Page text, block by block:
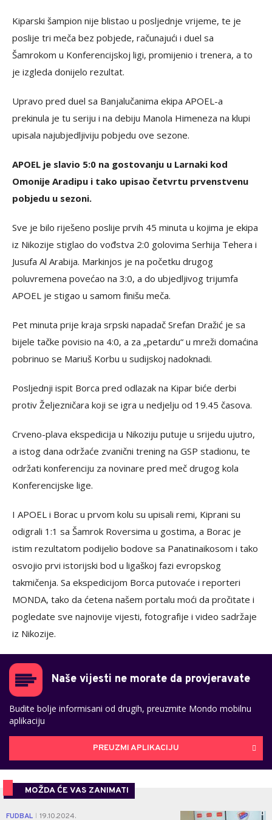
Kiparski šampion nije blistao u posljednje vrijeme, te je
poslije tri meča bez pobjede, računajući i duel sa
Šamrokom u Konferencijskoj ligi, promijenio i trenera, a to
je izgleda donijelo rezultat.
Upravo pred duel sa Banjalučanima ekipa APOEL-a
prekinula je tu seriju i na debiju Manola Himeneza na klupi
upisala najubjedljiviju pobjedu ove sezone.
APOEL je slavio 5:0 na gostovanju u Larnaki kod
Omonije Aradipu i tako upisao četvrtu prvenstvenu
pobjedu u sezoni.
Sve je bilo riješeno poslije prvih 45 minuta u kojima je ekipa
iz Nikozije stiglao do vođstva 2:0 golovima Serhija Tehera i
Jusufa Al Arabija. Markinjos je na početku drugog
poluvremena povećao na 3:0, a do ubjedljivog trijumfa
APOEL je stigao u samom finišu meča.
Pet minuta prije kraja srpski napadač Srefan Dražić je sa
bijele tačke povisio na 4:0, a za „petardu“ u mreži domaćina
pobrinuo se Mariuš Korbu u sudijskoj nadoknadi.
Posljednji ispit Borca pred odlazak na Kipar biće derbi
protiv Željezničara koji se igra u nedjelju od 19.45 časova.
Crveno-plava ekspedicija u Nikoziju putuje u srijedu ujutro,
a istog dana održaće zvanični trening na GSP stadionu, te
održati konferenciju za novinare pred meč drugog kola
Konferencijske lige.
I APOEL i Borac u prvom kolu su upisali remi, Kiprani su
odigrali 1:1 sa Šamrok Roversima u gostima, a Borac je
istim rezultatom podijelio bodove sa Panatinaikosom i tako
osvojio prvi istorijski bod u ligaškoj fazi evropskog
takmičenja. Sa ekspedicijom Borca putovaće i reporteri
MONDA, tako da ćetena našem portalu moći da pročitate i
pogledate sve najnovije vijesti, fotografije i video sadržaje
iz Nikozije.
Naše vijesti ne morate da provjeravate
Budite bolje informisani od drugih, preuzmite Mondo mobilnu
aplikaciju
PREUZMI APLIKACIJU
MOŽDA ĆE VAS ZANIMATI
FUDBAL 19.10.2024. 0